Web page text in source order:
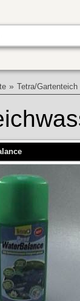
» Tetra/Gartenteich